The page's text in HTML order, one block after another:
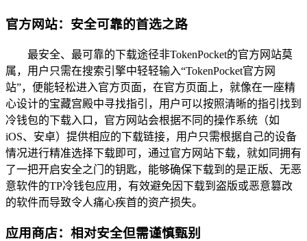
官方网站：安全可靠的首选之路
最安全、最可靠的下载途径非TokenPocket的官方网站莫
属，用户只需在搜索引擎中轻轻输入“TokenPocket官方网
站”，便能轻松进入官方页面，在官方页面上，就像在一座精
心设计的宝藏宫殿中寻找指引，用户可以按照清晰的指引找到
冷钱包的下载入口，官方网站会根据不同的操作系统（如
iOS、安卓）提供相应的下载链接，用户只需根据自己的设备
情况进行精准选择下载即可，通过官方网站下载，就如同拥有
了一把开启安全之门的钥匙，能够确保下载到的是正版、无恶
意软件的TP冷钱包应用，有效避免因下载到盗版或恶意篡改
的软件而导致令人痛心疾首的资产损失。
应用商店：相对安全但需谨慎甄别